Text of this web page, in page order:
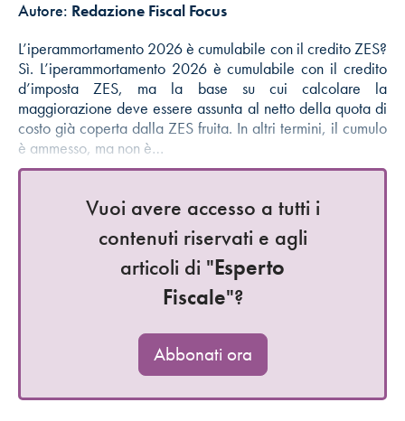
Autore: Redazione Fiscal Focus
L’iperammortamento 2026 è cumulabile con il credito ZES?
Sì. L’iperammortamento 2026 è cumulabile con il credito
d’imposta ZES, ma la base su cui calcolare la
maggiorazione deve essere assunta al netto della quota di
costo già coperta dalla ZES fruita. In altri termini, il cumulo
è ammesso, ma non è…
Vuoi avere accesso a tutti i
contenuti riservati e agli
articoli di "Esperto
Fiscale"?
Abbonati ora